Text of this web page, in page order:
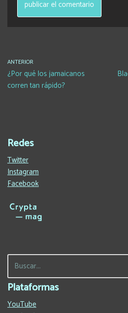
ANTERIOR
¿Por qué los jamaicanos
corren tan rápido?
Redes
Twitter
Instagram
Facebook
Plataformas
YouTube